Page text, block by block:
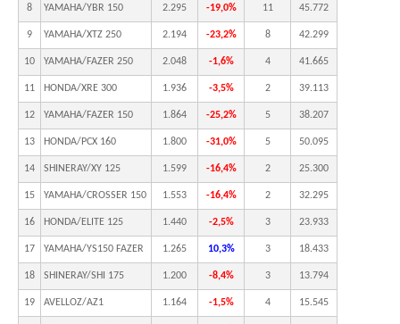
8 YAMAHA/YBR 150 2.295 -19,0% 11 45.772
9 YAMAHA/XTZ 250 2.194 -23,2% 8 42.299
10 YAMAHA/FAZER 250 2.048 -1,6% 4 41.665
11 HONDA/XRE 300 1.936 -3,5% 2 39.113
12 YAMAHA/FAZER 150 1.864 -25,2% 5 38.207
13 HONDA/PCX 160 1.800 -31,0% 5 50.095
14 SHINERAY/XY 125 1.599 -16,4% 2 25.300
15 YAMAHA/CROSSER 150 1.553 -16,4% 2 32.295
16 HONDA/ELITE 125 1.440 -2,5% 3 23.933
17 YAMAHA/YS150 FAZER 1.265 10,3% 3 18.433
18 SHINERAY/SHI 175 1.200 -8,4% 3 13.794
19 AVELLOZ/AZ1 1.164 -1,5% 4 15.545